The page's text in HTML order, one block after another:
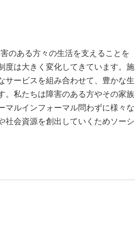
のある方々の生活を支えることを
度は大きく変化してきています。施
サービスを組み合わせて、豊かな生
。私たちは障害のある方やその家族
マルインフォーマル問わずに様々な
社会資源を創出していくためソーシ